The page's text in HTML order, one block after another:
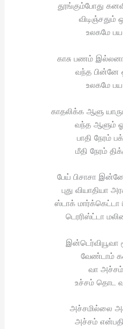
தூங்கும்போது
விடிஞ்சதும்
உலகமே
காசு பணம்
வந்த பின்னே
உலகமே
காதலிக்க ஆளு
வந்த ஆளும்
பாதி நேரம்
மீதி நேரம்
பேய் பிசாசா
புது வியாதியா
ஸ்டாக் மார்க்கெட்டா
டெரரிஸ்ட்டா
இன்டெர்வியூவா
வேண்டாம்
வா அச்சம்
உச்சம் தொட
அச்சமில்லை
அச்சம்